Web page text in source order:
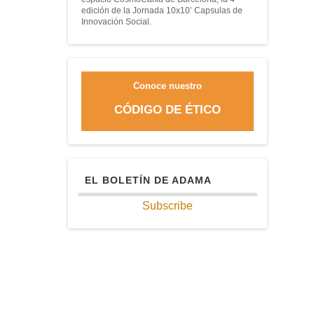
edición de la Jornada 10x10’ Capsulas de
Innovación Social.
Conoce nuestro
CÓDIGO DE ÉTICO
EL BOLETÍN DE ADAMA
Subscribe